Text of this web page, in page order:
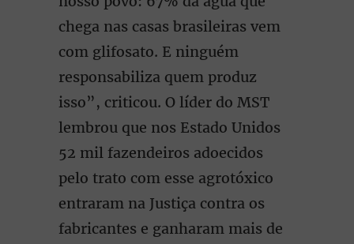
chega nas casas brasileiras vem
com glifosato. E ninguém
responsabiliza quem produz
isso”, criticou. O líder do MST
lembrou que nos Estado Unidos
52 mil fazendeiros adoecidos
pelo trato com esse agrotóxico
entraram na Justiça contra os
fabricantes e ganharam mais de